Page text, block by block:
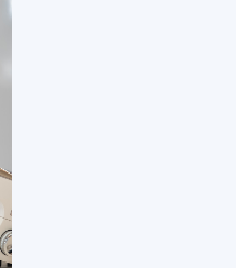
SCIENCE LAB @ 薄扶